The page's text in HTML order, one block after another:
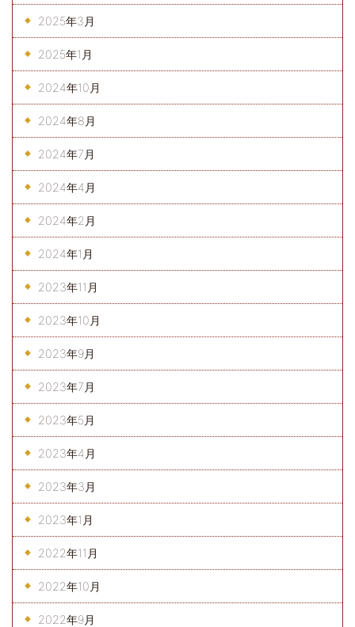
2025年3月
2025年1月
2024年10月
2024年8月
2024年7月
2024年4月
2024年2月
2024年1月
2023年11月
2023年10月
2023年9月
2023年7月
2023年5月
2023年4月
2023年3月
2023年1月
2022年11月
2022年10月
2022年9月